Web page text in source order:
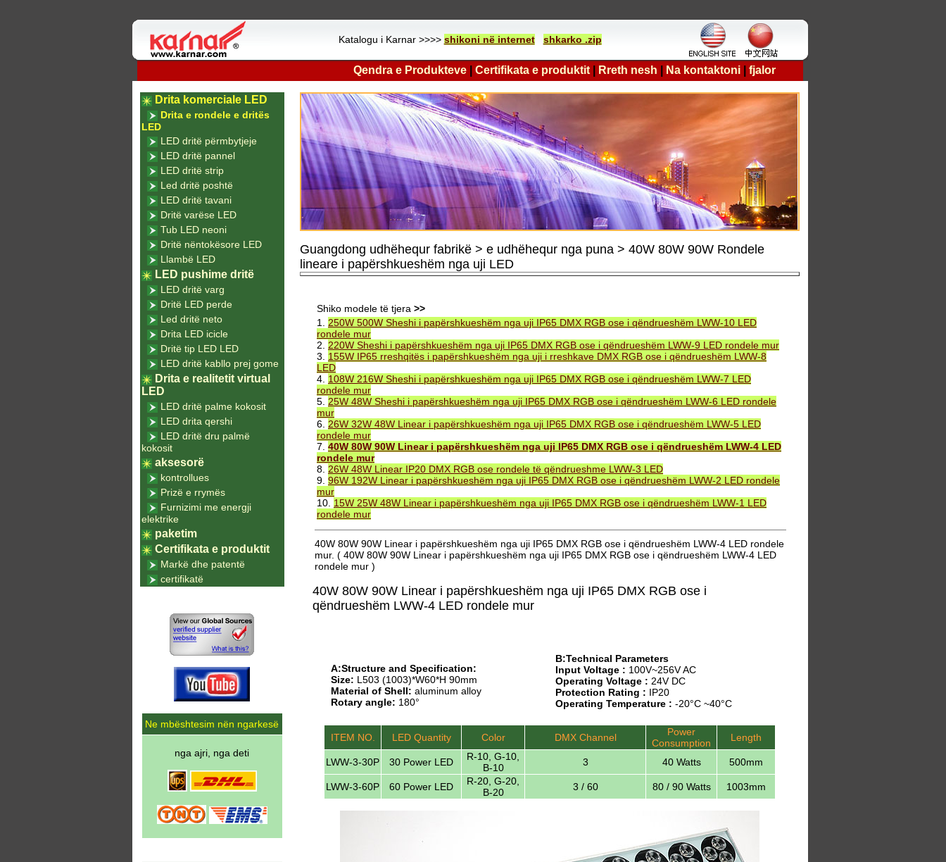
Katalogu i Karnar >>>> shikoni në internet shkarko .zip
Qendra e Produkteve Certifikata e produktit Rreth nesh Na kontaktoni fjalor
Guangdong udhëhequr fabrikë > e udhëhequr nga puna > 40W 80W 90W Rondele
lineare i papërshkueshëm nga uji LED
Shiko modele të tjera >>
1. 250W 500W Sheshi i papërshkueshëm nga uji IP65 DMX RGB ose i qëndrueshëm LWW-10 LED
rondele mur
2. 220W Sheshi i papërshkueshëm nga uji IP65 DMX RGB ose i qëndrueshëm LWW-9 LED rondele mur
3. 155W IP65 rreshqitës i papërshkueshëm nga uji i rreshkave DMX RGB ose i qëndrueshëm LWW-8
LED
4. 108W 216W Sheshi i papërshkueshëm nga uji IP65 DMX RGB ose i qëndrueshëm LWW-7 LED
rondele mur
5. 25W 48W Sheshi i papërshkueshëm nga uji IP65 DMX RGB ose i qëndrueshëm LWW-6 LED rondele
mur
6. 26W 32W 48W Linear i papërshkueshëm nga uji IP65 DMX RGB ose i qëndrueshëm LWW-5 LED
rondele mur
7. 40W 80W 90W Linear i papërshkueshëm nga uji IP65 DMX RGB ose i qëndrueshëm LWW-4 LED
rondele mur
8. 26W 48W Linear IP20 DMX RGB ose rondele të qëndrueshme LWW-3 LED
9. 96W 192W Linear i papërshkueshëm nga uji IP65 DMX RGB ose i qëndrueshëm LWW-2 LED rondele
mur
10. 15W 25W 48W Linear i papërshkueshëm nga uji IP65 DMX RGB ose i qëndrueshëm LWW-1 LED
rondele mur
40W 80W 90W Linear i papërshkueshëm nga uji IP65 DMX RGB ose i qëndrueshëm LWW-4 LED rondele
mur. ( 40W 80W 90W Linear i papërshkueshëm nga uji IP65 DMX RGB ose i qëndrueshëm LWW-4 LED
rondele mur )
40W 80W 90W Linear i papërshkueshëm nga uji IP65 DMX RGB ose i
qëndrueshëm LWW-4 LED rondele mur
A:Structure and Specification:
Size: L503 (1003)*W60*H 90mm
Material of Shell: aluminum alloy
Rotary angle: 180°
B:Technical Parameters
Input Voltage : 100V~256V AC
Operating Voltage : 24V DC
Protection Rating : IP20
Operating Temperature : -20°C ~40°C
ITEM NO. LED Quantity Color DMX Channel
Power
Consumption
Length
LWW-3-30P 30 Power LED
R-10, G-10,
B-10
3 40 Watts 500mm
LWW-3-60P 60 Power LED
R-20, G-20,
B-20
3 / 60 80 / 90 Watts 1003mm
Drita komerciale LED
Drita e rondele e dritës
LED
LED dritë përmbytjeje
LED dritë pannel
LED dritë strip
Led dritë poshtë
LED dritë tavani
Dritë varëse LED
Tub LED neoni
Dritë nëntokësore LED
Llambë LED
LED pushime dritë
LED dritë varg
Dritë LED perde
Led dritë neto
Drita LED icicle
Dritë tip LED LED
LED dritë kabllo prej gome
Drita e realitetit virtual
LED
LED dritë palme kokosit
LED drita qershi
LED dritë dru palmë
kokosit
aksesorë
kontrollues
Prizë e rrymës
Furnizimi me energji
elektrike
paketim
Certifikata e produktit
Markë dhe patentë
certifikatë
Ne mbështesim nën ngarkesë
nga ajri, nga deti